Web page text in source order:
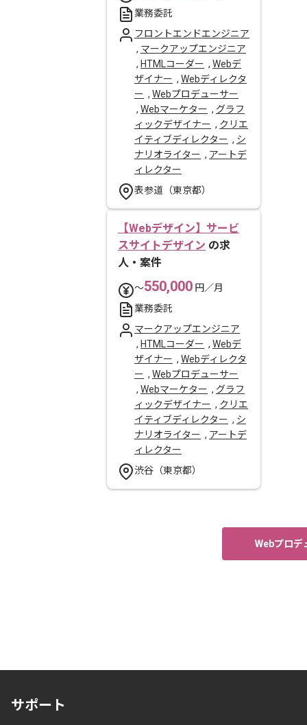
業務委託
フロントエンドエンジニア
, マークアップエンジニア
, HTMLコーダー , Webデ
ザイナー , Webディレクタ
ー , Webプロデューサー
, Webマーケター , グラフ
ィックデザイナー , クリエ
イティブディレクター , シ
ナリオライター , アートデ
ィレクター
表参道（東京都）
【Webデザイン】サービ
スサイトデザイン の求
人・案件
〜550,000 円／月
業務委託
マークアップエンジニア
, HTMLコーダー , Webデ
ザイナー , Webディレクタ
ー , Webプロデューサー
, Webマーケター , グラフ
ィックデザイナー , クリエ
イティブディレクター , シ
ナリオライター , アートデ
ィレクター
渋谷（東京都）
Webプロデ
サポート